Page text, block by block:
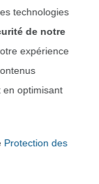
technologies
de notre
expérience
en optimisant
Protection des